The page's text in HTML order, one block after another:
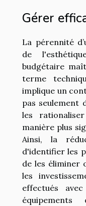
Gérer
La pérennité
de
budgétaire
terme
implique un
pas seulement
les
manière plus
Ainsi, la
d'identifier les
de les éliminer
les
effectués
équipements